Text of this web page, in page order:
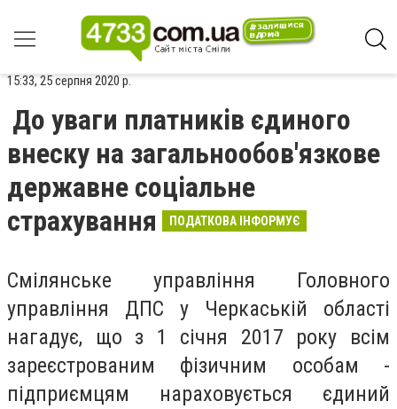
15:33, 25 серпня 2020 р.
До уваги платників єдиного
внеску на загальнообов'язкове
державне соціальне
страхування
ПОДАТКОВА ІНФОРМУЄ
Смілянське управління Головного
управління ДПС у Черкаській області
нагадує, що з 1 січня 2017 року всім
зареєстрованим фізичним особам -
підприємцям нараховується єдиний